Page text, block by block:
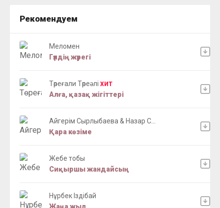
Рекомендуем
Меломен
Гүлдің жүрегі
Төреғали Төреәлі ХИТ
Алға, қазақ жігіттері
Айгерім Сырлыбаева & Назар С...
Қара көзіме
Жебе тобы
Сиқыршы жандайсың
Нұрбек Іздібай